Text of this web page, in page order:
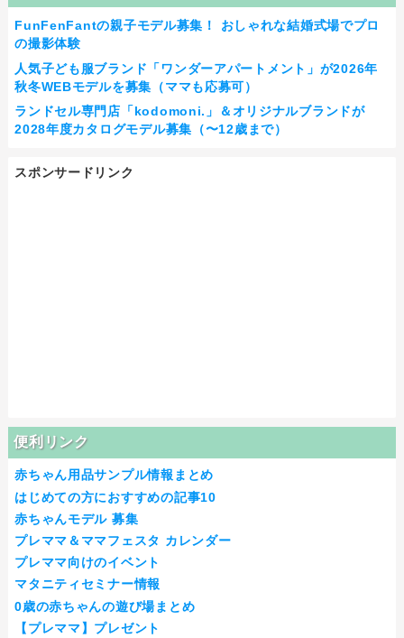
FunFenFantの親子モデル募集！ おしゃれな結婚式場でプロ
の撮影体験
人気子ども服ブランド「ワンダーアパートメント」が2026年
秋冬WEBモデルを募集（ママも応募可）
ランドセル専門店「kodomoni.」＆オリジナルブランドが
2028年度カタログモデル募集（〜12歳まで）
スポンサードリンク
便利リンク
赤ちゃん用品サンプル情報まとめ
はじめての方におすすめの記事10
赤ちゃんモデル 募集
プレママ＆ママフェスタ カレンダー
プレママ向けのイベント
マタニティセミナー情報
0歳の赤ちゃんの遊び場まとめ
【プレママ】プレゼント